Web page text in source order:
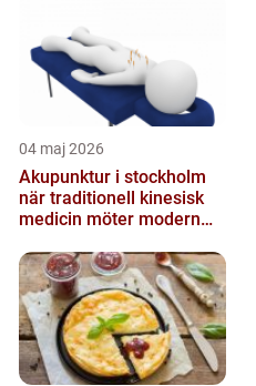
04 maj 2026
Akupunktur i stockholm
när traditionell kinesisk
medicin möter modern